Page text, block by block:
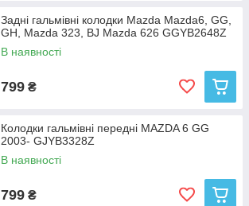
Задні гальмівні колодки Mazda Mazda6, GG,
GH, Mazda 323, BJ Mazda 626 GGYB2648Z
В наявності
799 ₴
Колодки гальмівні передні MAZDA 6 GG
2003- GJYB3328Z
В наявності
799 ₴